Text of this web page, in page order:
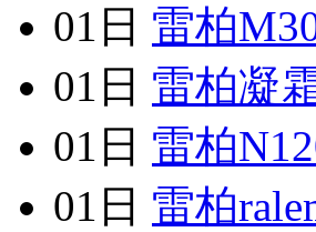
01日 雷柏
01日 雷柏凝
01日 雷柏
01日 雷柏